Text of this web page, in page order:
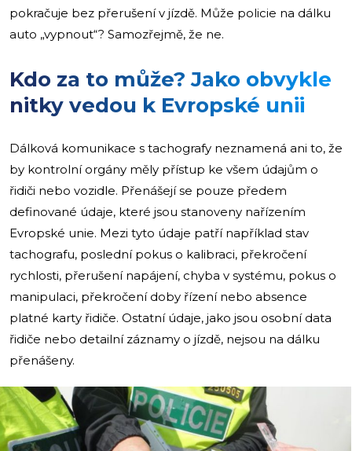
pokračuje bez přerušení v jízdě. Může policie na dálku
auto „vypnout“? Samozřejmě, že ne.
Kdo za to může? Jako obvykle
nitky vedou k Evropské unii
Dálková komunikace s tachografy neznamená ani to, že
by kontrolní orgány měly přístup ke všem údajům o
řidiči nebo vozidle. Přenášejí se pouze předem
definované údaje, které jsou stanoveny nařízením
Evropské unie. Mezi tyto údaje patří například stav
tachografu, poslední pokus o kalibraci, překročení
rychlosti, přerušení napájení, chyba v systému, pokus o
manipulaci, překročení doby řízení nebo absence
platné karty řidiče. Ostatní údaje, jako jsou osobní data
řidiče nebo detailní záznamy o jízdě, nejsou na dálku
přenášeny.